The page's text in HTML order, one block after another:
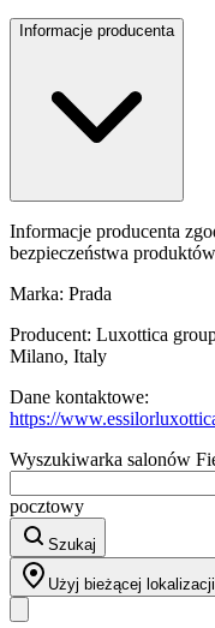
Informacje producenta
Informacje producenta
bezpieczeństwa
Marka: Prada
Producent: Luxottica
Milano, Italy
Dane kontaktowe:
https://
Wyszukiwarka salonów
pocztowy
Szukaj
Użyj bieżącej lokalizacji